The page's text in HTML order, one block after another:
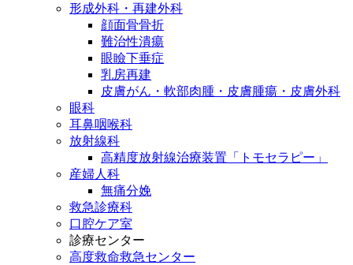
形成外科・再建外科
顔面骨骨折
難治性潰瘍
眼瞼下垂症
乳房再建
皮膚がん・軟部肉腫・皮膚腫瘍・皮膚外科
眼科
耳鼻咽喉科
放射線科
高精度放射線治療装置「トモセラピー」
産婦人科
無痛分娩
救急診療科
口腔ケア室
診療センター
高度救命救急センター